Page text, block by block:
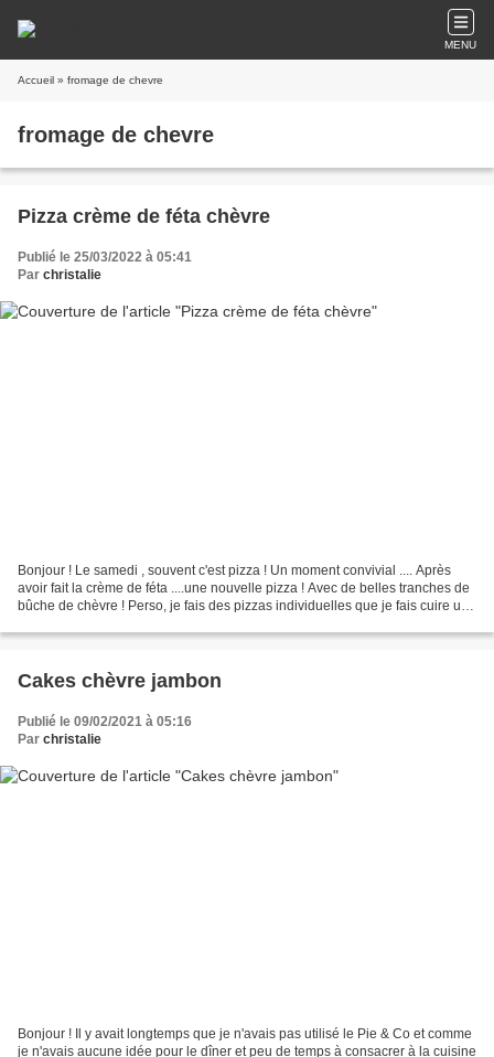
MENU
Accueil » fromage de chevre
fromage de chevre
Pizza crème de féta chèvre
Publié le 25/03/2022 à 05:41
Par christalie
Bonjour ! Le samedi , souvent c'est pizza ! Un moment convivial .... Après
avoir fait la crème de féta ....une nouvelle pizza ! Avec de belles tranches de
bûche de chèvre ! Perso, je fais des pizzas individuelles que je fais cuire une
Cakes chèvre jambon
Publié le 09/02/2021 à 05:16
Par christalie
Bonjour ! Il y avait longtemps que je n'avais pas utilisé le Pie & Co et comme
je n'avais aucune idée pour le dîner et peu de temps à consacrer à la cuisine